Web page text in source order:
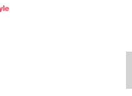
遊んでいただけたら嬉しいです！■
でのワンマンライブを行い、「全方
主題歌はキラキラした曲なのかなと想
高まっている。今年1月にリリース
やTWICE、TOMORROW X
ス前にデモ曲として公開した「初恋キ
7月には新曲「ハニートラップ」を発売